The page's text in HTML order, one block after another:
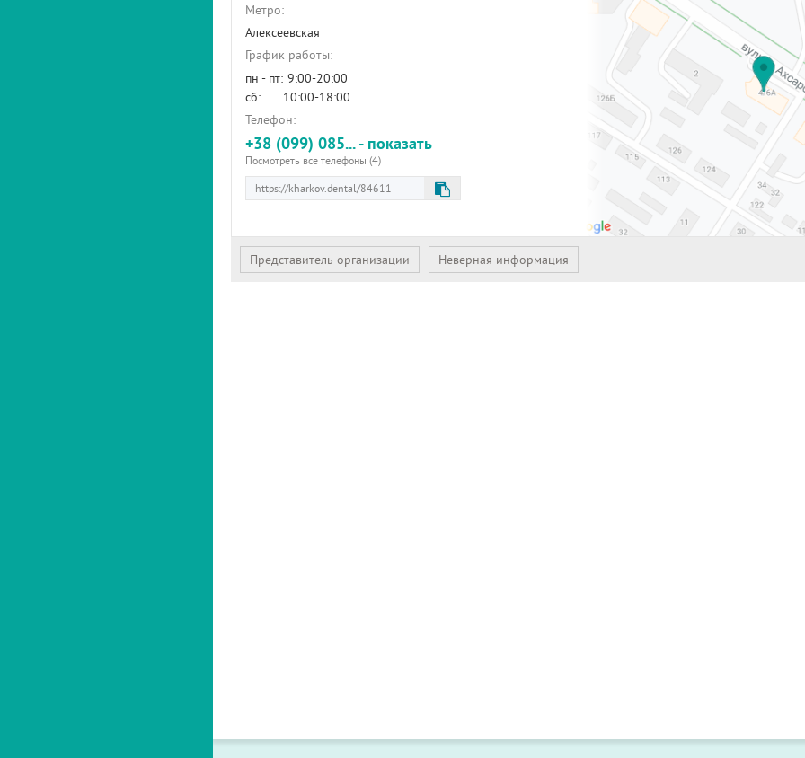
Метро:
Алексеевская
График работы:
пн - пт: 9:00-20:00
сб:
10:00-18:00
Телефон:
+38 (099) 085... - показать
Посмотреть все телефоны (4)
Представитель организации Неверная информация